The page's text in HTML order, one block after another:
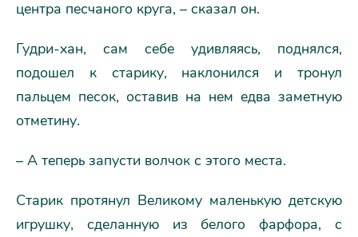
центра песчаного круга, – сказал он.
Гудри-хан, сам себе удивляясь, поднялся,
подошел к старику, наклонился и тронул
пальцем песок, оставив на нем едва заметную
отметину.
– А теперь запусти волчок с этого места.
Старик протянул Великому маленькую детскую
игрушку, сделанную из белого фарфора, с